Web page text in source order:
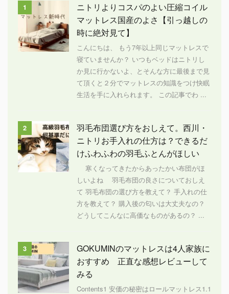
1
ニトリよりコスパのよい圧縮コイル
マットレス国産のよさ【引っ越しの
時に絶対見て】
こんにちは、 もう7年以上同じマットレスで
寝ていませんか？ いつもベッドはニトリし
か見に行かないよ、とそんな方に最後まで見
て頂くと２分でマットレスの知識をつけ快眠
生活を手に入れられます。 この記事でわ ...
2
羽毛布団選び方をおしえて。西川・
ニトリお手入れの仕方は？できるだ
けふわふわの羽毛ふとんがほしい
寒くなってきたからあったかい布団がほ
しいよね 羽毛布団の良さについておしえ
て 羽毛布団の選び方を教えて？ 手入れの仕
方を教えて？ 購入後の匂いは大丈夫なの？
どうしてこんなに高価なものがあるの？ ...
3
GOKUMINのマットレスは4人家族に
おすすめ 正直な感想レビューして
みる
Contents1 安価の秘密はロールマットレス1.1